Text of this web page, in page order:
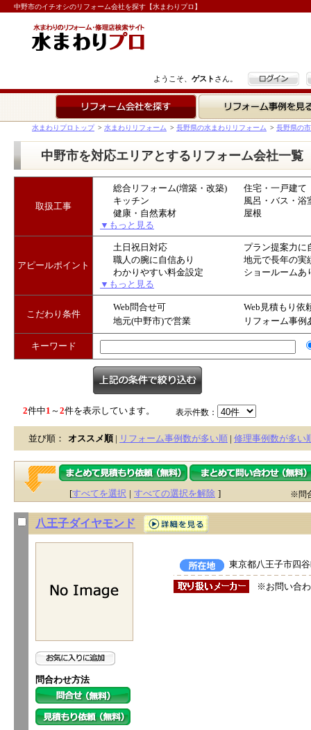
中野市のイチオシのリフォーム会社を探す【水まわりプロ】
ようこそ、 ゲスト さん。 ログイン
リフォーム事例を見る
水まわりプロトップ > 水まわりリフォーム > 長野県の水まわりリフォーム > 長野県の
中野市を対応エリアとするリフォーム会社一覧
取扱工事
総合リフォーム(増築・改築)
住宅・一戸建て
キッチン
風呂・バス・浴
健康・自然素材
屋根
▼もっと見る
アピールポイント
土日祝日対応
プラン提案力に
職人の腕に自信あり
地元で長年の実
わかりやすい料金設定
ショールームあ
▼もっと見る
こだわり条件
Web問合せ可
Web見積もり依
地元(中野市)で営業
リフォーム事例
キーワード
2件中1 ～2件を表示しています。 表示件数：
並び順： オススメ順 | リフォーム事例数が多い順 | 修理事例数が多い
[すべてを選択 | すべての選択を解除 ] ※問
八王子ダイヤモンド
問合わせ方法
東京都八王子市四
※お問い合